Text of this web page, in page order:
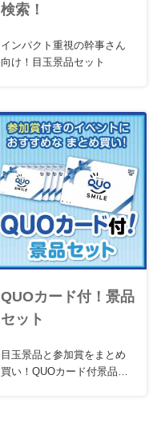
検索！
インパクト重視の幹事さん
向け！目玉景品セット
QUOカード付！景品
セット
目玉景品と参加賞をまとめ
買い！QUOカード付景品セ